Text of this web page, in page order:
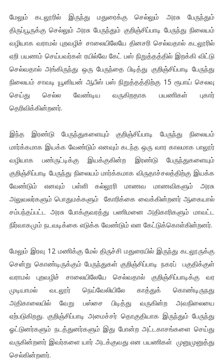
மேலும் கடலூரில் இருந்து மதுரைக்கு செல்லும் அரசு பேருந்தும்
திருப்பூருக்கு செல்லும் அரசு பேருந்தும் குறிஞ்சிப்பாடி பேருந்து நிலையம்
வழியாக வராமல் புறவழிச் சாலையிலேயே தினசரி செல்வதால் கடலூரில்
ஏறி பயணம் செய்பவர்கள் ரயில்வே கேட் பஸ் நிறுத்தத்தில் இறக்கி விட்டு
செல்வதால் அங்கிருந்து ஒரு பேருந்தை பிடித்து குறிஞ்சிப்பாடி பேருந்து
நிலையம் சாவடி யூனியன் ஆபீஸ் பஸ் நிறுத்தத்திற்கு 15 ரூபாய் செலவு
செய்து செல்ல வேண்டிய வருகிறதாக பயணிகள் புகார்
தெரிவிக்கின்றனர்.
இந்த இரண்டு பேருந்துகளையும் குறிஞ்சிப்பாடி பேருந்து நிலையம்
மார்க்கமாக இயக்க வேண்டும் எனவும் கடந்த ஒரு வார காலமாக பாலூர்
வழியாக பண்ருட்டிக்கு இயக்குகின்ற இரண்டு பேருந்துகளையும்
குறிஞ்சிப்பாடி பேருந்து நிலையம் மார்க்கமாக விருதாச்சலத்திற்கு இயக்க
வேண்டும் எனவும் பள்ளி கல்லூரி மாணவ மாணவிகளும் அரசு
அலுவலர்களும் பொதுமக்களும் கோரிக்கை வைக்கின்றனர் ஆகையால்
சம்பந்தப்பட்ட அரசு போக்குவரத்து பணிமனை அதிகாரிகளும் மாவட்ட
நிர்வாகமும் நடவடிக்கை எடுக்க வேண்டும் என கேட்டுக்கொள்கின்றனர்.
மேலும் இரவு 12 மணிக்கு மேல் திருச்சி மதுரையில் இருந்து கடலூருக்கு
சென்று கொண்டிருக்கும் பேருந்துகள் குறிஞ்சிப்பாடி நகரப் பகுதிக்குள்
வராமல் புறவழிச் சாலையிலேயே செல்வதால் குறிஞ்சிப்பாடிக்கு வர
முடியாமல் வடலூர் நெய்வேலியிலே காத்துக் கொண்டிருநது
அதிகாலையில் வேறு பஸ்சை பிடித்து வருகின்ற அவநிலையை
ஏற்படுகிறது. குறிஞ்சிப்பாடி அமைச்சர் தொகுதியாக இருந்தும் பேருந்து
ஓட்டுனர்களும் நடத்துனர்களும் இது போன்ற அட்டகாசங்களை செய்து
வருகின்றனர் இவர்களை யார் அடக்குவது என பயணிகள் முனுமுனுத்து
செல்கின்றனர்.